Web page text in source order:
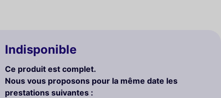
Indisponible
Ce produit est complet.
Nous vous proposons pour la même date les
prestations suivantes :